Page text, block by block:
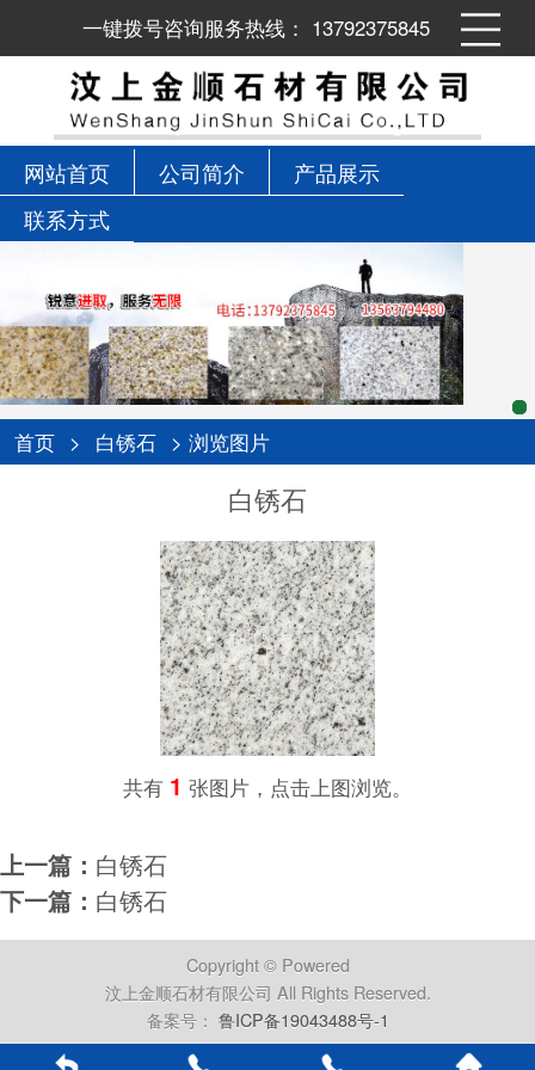
一键拨号咨询服务热线： 13792375845
网站首页 公司简介
产品展示
联系方式
首页 > 白锈石 > 浏览图片
白锈石
共有 1 张图片，点击上图浏览。
上一篇： 白锈石
下一篇： 白锈石
Copyright © Powered
汶上金顺石材有限公司 All Rights Reserved.
备案号： 鲁ICP备19043488号-1